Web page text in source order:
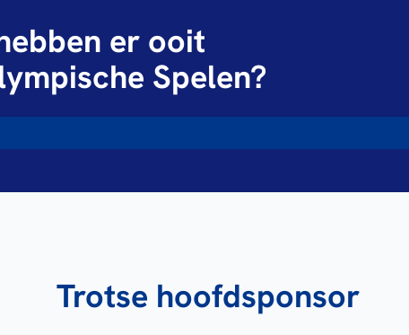
er ooit
Spelen?
Trotse hoofdsponsor